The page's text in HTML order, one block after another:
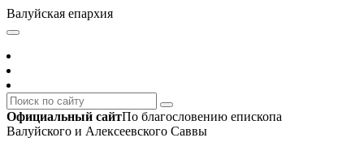
Валуйская епархия
Официальный сайтПо благословению епископа
Валуйского и Алексеевского Саввы